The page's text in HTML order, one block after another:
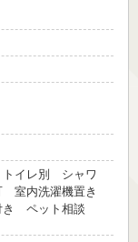
イレ別 シャワ
室内洗濯機置き
ペット相談